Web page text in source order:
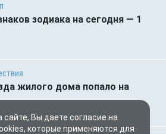
зодиака на сегодня — 1
жилого дома попало на
сайте, Вы даете согласие на
которые применяются для